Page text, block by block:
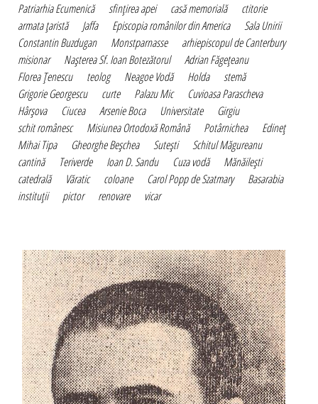
Patriarhia Ecumenică sfinţirea apei casă memorială
ctitorie
armata ţaristă
Jaffa Episcopia românilor din America
Sala Unirii
Constantin Buzdugan
Monstparnasse
arhiepiscopul de Canterbury
misionar
Naşterea Sf. Ioan Botezătorul
Adrian Făgeţeanu
Florea Ţenescu
teolog Neagoe Vodă Holda
stemă
Grigorie Georgescu
curte Palazu Mic
Cuvioasa Parascheva
Hârşova
Ciucea Arsenie Boca Universitate
Girgiu
schit românesc
Misiunea Ortodoxă Română Potârnichea
Edineţ
Mihai Tipa
Gheorghe Beşchea Suteşti
Schitul Măgureanu
cantină
Teriverde Ioan D. Sandu Cuza vodă
Mănăileşti
catedrală
Văratic coloane Carol Popp de Szatmary
Basarabia
instituţii
pictor renovare vicar